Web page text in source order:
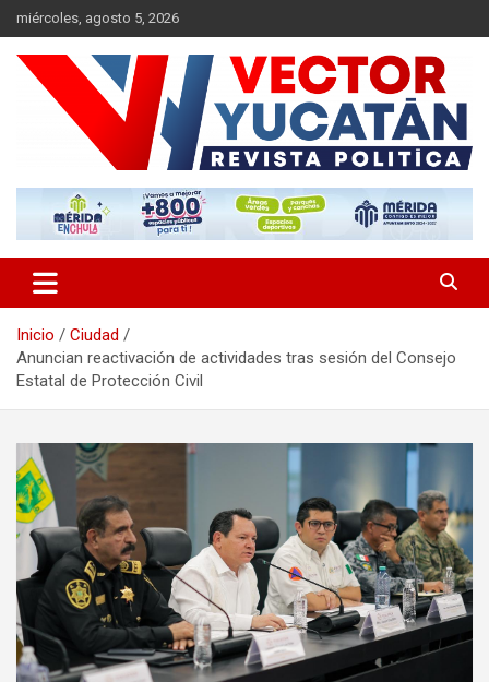
Saltar
al
contenido
miércoles, agosto 5, 2026
Vector Yucatán
Inicio
Ciudad
Anuncian reactivación de actividades tras sesión del Consejo
Estatal de Protección Civil